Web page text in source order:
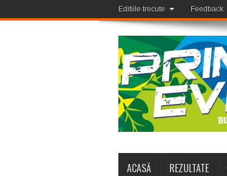
Editiile trecute Feedback
ACASĂ REZULTATE